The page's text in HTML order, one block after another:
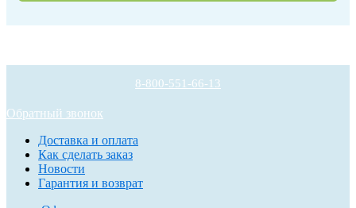
8-800-551-66-13
Обратный звонок
Доставка и оплата
Как сделать заказ
Новости
Гарантия и возврат